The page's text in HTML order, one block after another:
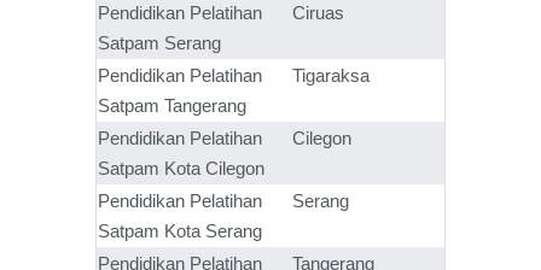
Pendidikan Pelatihan
Satpam Serang
Ciruas
Pendidikan Pelatihan
Satpam Tangerang
Tigaraksa
Pendidikan Pelatihan
Satpam Kota Cilegon
Cilegon
Pendidikan Pelatihan
Satpam Kota Serang
Serang
Pendidikan Pelatihan Tangerang